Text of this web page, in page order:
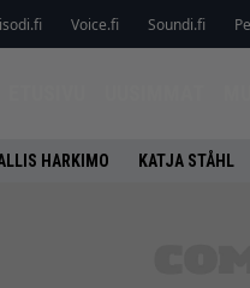
Voice.fi Soundi.fi
HARKIMO KATJA STÅHL